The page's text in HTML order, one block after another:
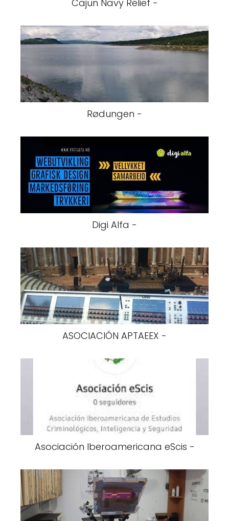
Cajun Navy Relief -
Rødungen -
Digi Alfa -
ASOCIACIÓN APTAEEX -
Asociación Iberoamericana eScis -